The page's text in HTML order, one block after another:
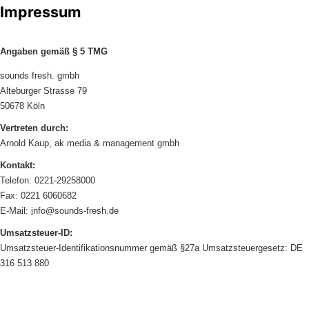
Impressum
Angaben gemäß § 5 TMG
sounds fresh. gmbh
Alteburger Strasse 79
50678 Köln
Vertreten durch:
Arnold Kaup, ak media & management gmbh
Kontakt:
Telefon: 0221-29258000
Fax: 0221 6060682
E-Mail: info@sounds-fresh.de
Umsatzsteuer-ID:
Umsatzsteuer-Identifikationsnummer gemäß §27a Umsatzsteuergesetz: DE
316 513 880